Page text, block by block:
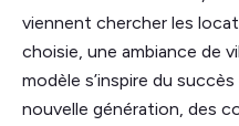
viennent chercher les
choisie, une ambiance de
modèle s’inspire du
nouvelle génération, des